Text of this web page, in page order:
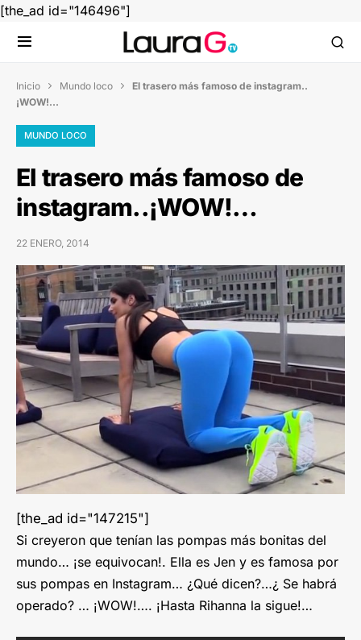
[the_ad id="146496"]
Inicio  Mundo loco  El trasero más famoso de instagram..
¡WOW!…
MUNDO LOCO
El trasero más famoso de
instagram..¡WOW!…
22 ENERO, 2014
[the_ad id="147215"]
Si creyeron que tenían las pompas más bonitas del
mundo… ¡se equivocan!. Ella es Jen y es famosa por
sus pompas en Instagram… ¿Qué dicen?…¿ Se habrá
operado? … ¡WOW!…. ¡Hasta Rihanna la sigue!…